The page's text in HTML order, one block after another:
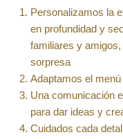
Personalizamos la
en profundidad y
familiares y
sorpresa
Adaptamos el
Una comunicación
para dar ideas y
Cuidados cada